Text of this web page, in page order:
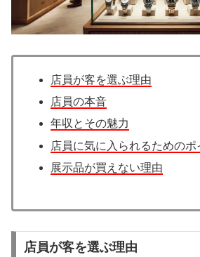
店員が客を選ぶ理由
店員の本音
年収とその魅力
店員に気に入られるためのポ
展示品が買えない理由
店員が客を選ぶ理由